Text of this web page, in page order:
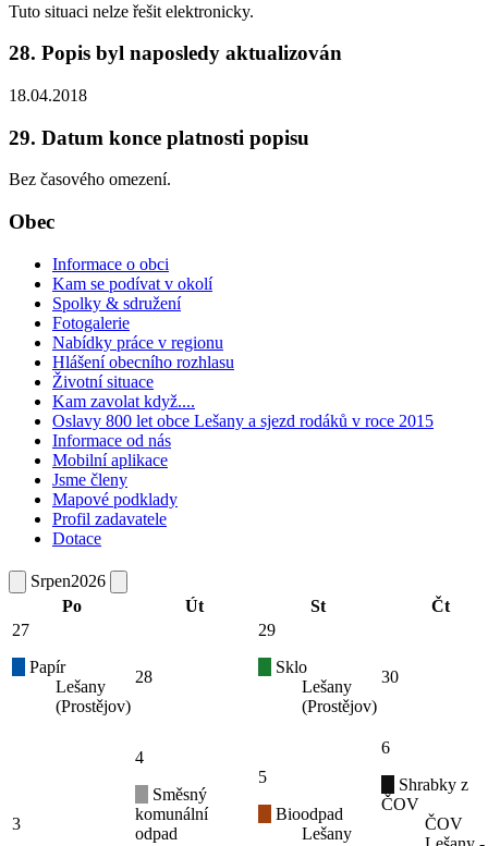
Tuto situaci nelze řešit elektronicky.
28. Popis byl naposledy aktualizován
18.04.2018
29. Datum konce platnosti popisu
Bez časového omezení.
Obec
Informace o obci
Kam se podívat v okolí
Spolky & sdružení
Fotogalerie
Nabídky práce v regionu
Hlášení obecního rozhlasu
Životní situace
Kam zavolat když....
Oslavy 800 let obce Lešany a sjezd rodáků v roce 2015
Informace od nás
Mobilní aplikace
Jsme členy
Mapové podklady
Profil zadavatele
Dotace
Srpen2026
Po
Út St
Čt
27
Papír
Lešany
(Prostějov)
28
29
Sklo
Lešany
(Prostějov)
30
3
4
Směsný
komunální
odpad
5
Bioodpad
Lešany
6
Shrabky z
ČOV
ČOV